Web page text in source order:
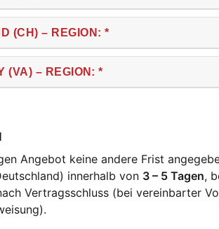
(CH) – REGION: *
(VA) – REGION: *
Angebot keine andere Frist
innerhalb von 3 – 5 Tagen,
Vertragsschluss (bei vereinbarter